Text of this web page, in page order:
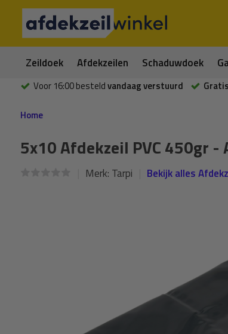
Zeildoek Afdekzeilen Schaduwdoek
Voor 16:00 besteldvandaag verstuurd
Home
5x10 Afdekzeil PVC 450gr
Merk: Tarpi Bekijk alles